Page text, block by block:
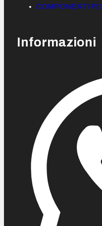
COMPONENTI PC
Informazioni